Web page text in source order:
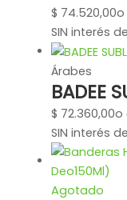
$ 74.520,00o
SIN interés
Árabes
BADEE
$ 72.360,00o
SIN interés
Agotado